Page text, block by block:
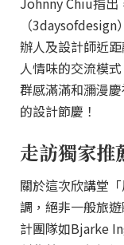
（
辦人及設計師近
人情味的交流模
群感滿滿和瀰漫
的設計節慶！
走訪獨家推
關於這次欣講堂
調，絕非一般旅
計團隊如Bjarke